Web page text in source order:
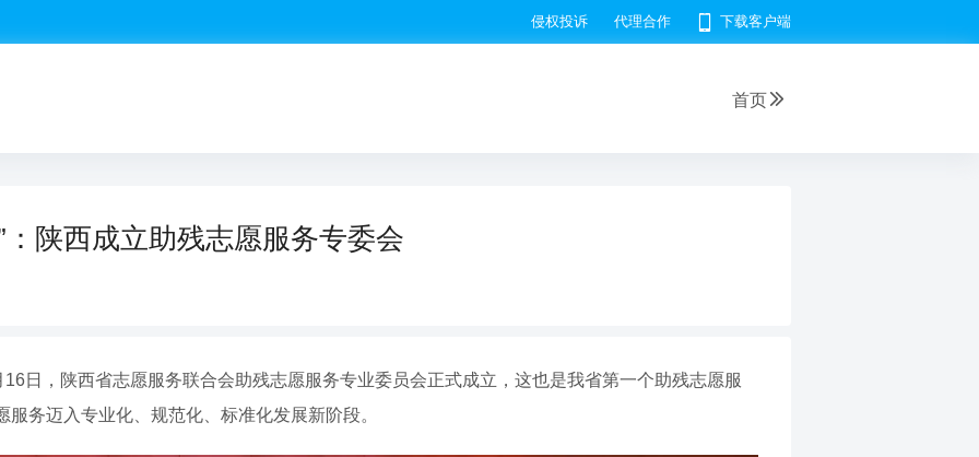
侵权投诉 代理合作 下载客户端
首页
：陕西成立助残志愿服务专委会
日，陕西省志愿服务联合会助残志愿服务专业委员会正式成立，这也是我省第一个助残志愿服
务迈入专业化、规范化、标准化发展新阶段。